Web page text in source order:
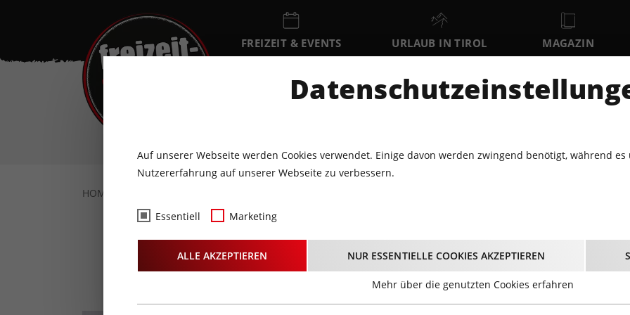
FREIZEIT & EVENTS URLAUB IN TIROL MAGAZIN
EVENTKALENDER
MO DI MI 13
HOME
Bis einer weint!
01.06.2025 - Beginn 16:00 Uhr
Auf unserer Webseite werden Cookies verwendet. Einige davon werden zwingend benötigt, während
Nutzererfahrung auf unserer Webseite zu verbessern.
Essentiell Marketing
ALLE AKZEPTIEREN NUR ESSENTIELLE COOKIES AKZEPTIEREN
Mehr über die genutzten Cookies erfahren